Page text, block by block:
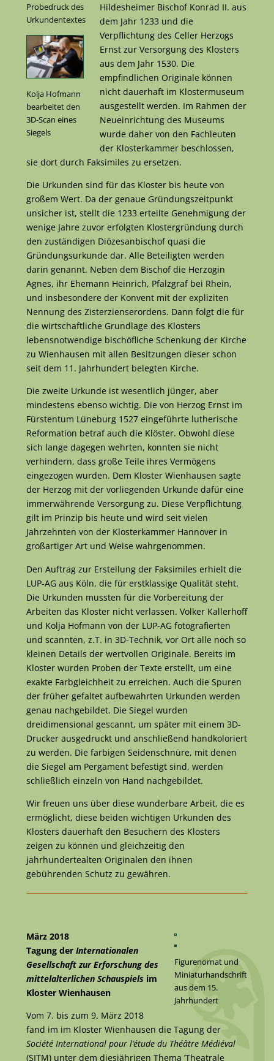
Probedruck des
Urkundentextes
Kolja Hofmann
bearbeitet den
3D-Scan eines
Siegels
Hildesheimer Bischof Konrad II. aus
dem Jahr 1233 und die
Verpflichtung des Celler Herzogs
Ernst zur Versorgung des Klosters
aus dem Jahr 1530. Die
empfindlichen Originale können
nicht dauerhaft im Klostermuseum
ausgestellt werden. Im Rahmen der
Neueinrichtung des Museums
wurde daher von den Fachleuten
der Klosterkammer beschlossen,
sie dort durch Faksimiles zu ersetzen.
Die Urkunden sind für das Kloster bis heute von
großem Wert. Da der genaue Gründungszeitpunkt
unsicher ist, stellt die 1233 erteilte Genehmigung der
wenige Jahre zuvor erfolgten Klostergründung durch
den zuständigen Diözesanbischof quasi die
Gründungsurkunde dar. Alle Beteiligten werden
darin genannt. Neben dem Bischof die Herzogin
Agnes, ihr Ehemann Heinrich, Pfalzgraf bei Rhein,
und insbesondere der Konvent mit der expliziten
Nennung des Zisterzienserordens. Dann folgt die für
die wirtschaftliche Grundlage des Klosters
lebensnotwendige bischöfliche Schenkung der Kirche
zu Wienhausen mit allen Besitzungen dieser schon
seit dem 11. Jahrhundert belegten Kirche.
Die zweite Urkunde ist wesentlich jünger, aber
mindestens ebenso wichtig. Die von Herzog Ernst im
Fürstentum Lüneburg 1527 eingeführte lutherische
Reformation betraf auch die Klöster. Obwohl diese
sich lange dagegen wehrten, konnten sie nicht
verhindern, dass große Teile ihres Vermögens
eingezogen wurden. Dem Kloster Wienhausen sagte
der Herzog mit der vorliegenden Urkunde dafür eine
immerwährende Versorgung zu. Diese Verpflichtung
gilt im Prinzip bis heute und wird seit vielen
Jahrzehnten von der Klosterkammer Hannover in
großartiger Art und Weise wahrgenommen.
Den Auftrag zur Erstellung der Faksimiles erhielt die
LUP-AG aus Köln, die für erstklassige Qualität steht.
Die Urkunden mussten für die Vorbereitung der
Arbeiten das Kloster nicht verlassen. Volker Kallerhoff
und Kolja Hofmann von der LUP-AG fotografierten
und scannten, z.T. in 3D-Technik, vor Ort alle noch so
kleinen Details der wertvollen Originale. Bereits im
Kloster wurden Proben der Texte erstellt, um eine
exakte Farbgleichheit zu erreichen. Auch die Spuren
der früher gefaltet aufbewahrten Urkunden werden
genau nachgebildet. Die Siegel wurden
dreidimensional gescannt, um später mit einem 3D-
Drucker ausgedruckt und anschließend handkoloriert
zu werden. Die farbigen Seidenschnüre, mit denen
die Siegel am Pergament befestigt sind, werden
schließlich einzeln von Hand nachgebildet.
Wir freuen uns über diese wunderbare Arbeit, die es
ermöglicht, diese beiden wichtigen Urkunden des
Klosters dauerhaft den Besuchern des Klosters
zeigen zu können und gleichzeitig den
jahrhundertealten Originalen den ihnen
gebührenden Schutz zu gewähren.
Figurenornat und
Miniaturhandschrift
aus dem 15.
Jahrhundert
März 2018
Tagung derInternationalen
Gesellschaft zur Erforschung des
mittelalterlichen Schauspiels im
Kloster Wienhausen
Vom 7. bis zum 9. März 2018
fand im im Kloster Wienhausen die Tagung der
Société International pour l’étude du Théâtre Médiéval
(SITM) unter dem diesjährigen Thema ’Theatrale